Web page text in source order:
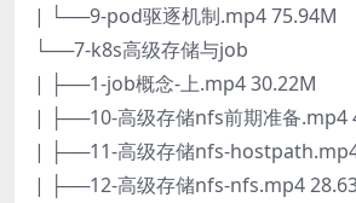
| └──9-pod驱逐机制.mp4 75.94M
└──7-k8s高级存储与job
| ├──1-job概念-上.mp4 30.22M
| ├──10-高级存储nfs前期准备.mp4
| ├──11-高级存储nfs-
| ├──12-高级存储nfs-nfs.mp4